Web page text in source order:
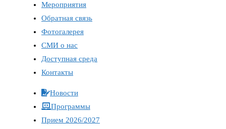
Мероприятия
Обратная связь
Фотогалерея
СМИ о нас
Доступная среда
Контакты
Новости
Программы
Прием 2026/2027